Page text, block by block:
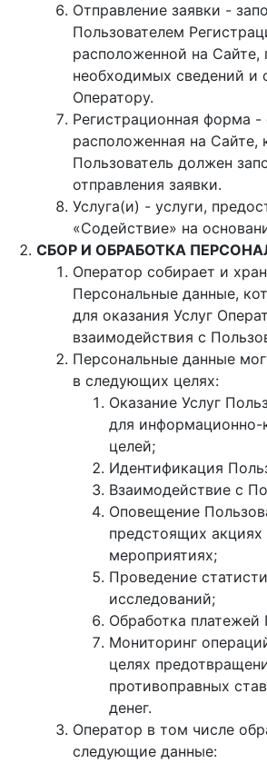
Отправление заявки -
Пользователем
расположенной на Сайте,
необходимых сведений и
Оператору.
Регистрационная форма
расположенная на Сайте,
Пользователь должен
отправления заявки.
Услуга(и) - услуги,
«Содействие» на
СБОР И ОБРАБОТКА
Оператор собирает и
Персональные данные,
для оказания Услуг
взаимодействия с
Персональные данные
в следующих целях:
Оказание Услуг
для информационно-
целей;
Идентификация
Взаимодействие с
Оповещение
предстоящих акциях
мероприятиях;
Проведение
исследований;
Обработка платежей
Мониторинг
целях
противоправных
денег.
Оператор в том числе
следующие данные: